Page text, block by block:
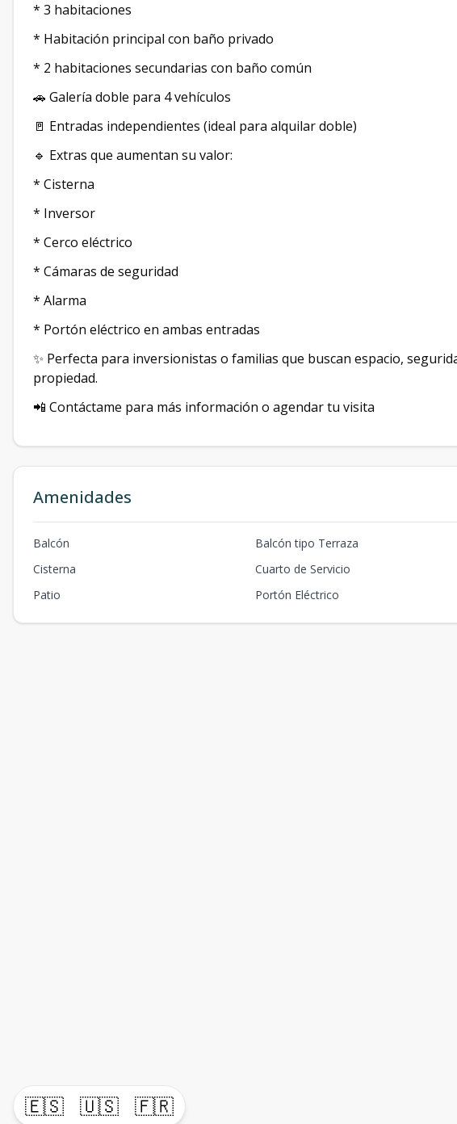
🇪🇸 🇺🇸 🇫🇷
* 3 habitaciones
* Habitación principal con baño privado
* 2 habitaciones secundarias con baño común
🚗 Galería doble para 4 vehículos
🚪 Entradas independientes (ideal para alquilar doble)
🔹 Extras que aumentan su valor:
* Cisterna
* Inversor
* Cerco eléctrico
* Cámaras de seguridad
* Alarma
* Portón eléctrico en ambas entradas
✨ Perfecta para inversionistas o familias que buscan espacio,
propiedad.
📲 Contáctame para más información o agendar tu visita
Amenidades
Balcón Balcón tipo Terraza
Cisterna
Cuarto de Servicio
Patio
Portón Eléctrico